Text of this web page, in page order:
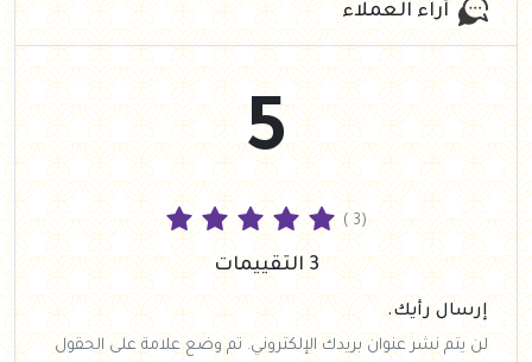
آراء العملاء
5
( 3)
3 التقييمات
إرسال رأيك.
لن يتم نشر عنوان بريدك الإلكتروني. تم وضع علامة على الحقول